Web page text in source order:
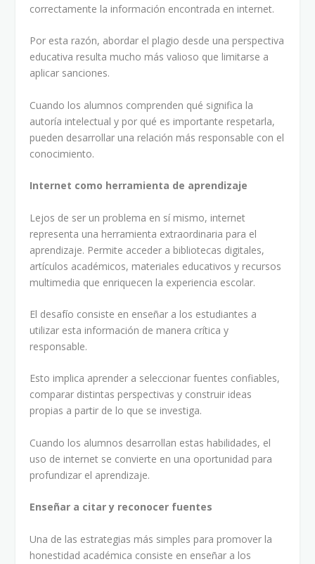
correctamente la información encontrada en internet.
Por esta razón, abordar el plagio desde una perspectiva
educativa resulta mucho más valioso que limitarse a
aplicar sanciones.
Cuando los alumnos comprenden qué significa la
autoría intelectual y por qué es importante respetarla,
pueden desarrollar una relación más responsable con el
conocimiento.
Internet como herramienta de aprendizaje
Lejos de ser un problema en sí mismo, internet
representa una herramienta extraordinaria para el
aprendizaje. Permite acceder a bibliotecas digitales,
artículos académicos, materiales educativos y recursos
multimedia que enriquecen la experiencia escolar.
El desafío consiste en enseñar a los estudiantes a
utilizar esta información de manera crítica y
responsable.
Esto implica aprender a seleccionar fuentes confiables,
comparar distintas perspectivas y construir ideas
propias a partir de lo que se investiga.
Cuando los alumnos desarrollan estas habilidades, el
uso de internet se convierte en una oportunidad para
profundizar el aprendizaje.
Enseñar a citar y reconocer fuentes
Una de las estrategias más simples para promover la
honestidad académica consiste en enseñar a los